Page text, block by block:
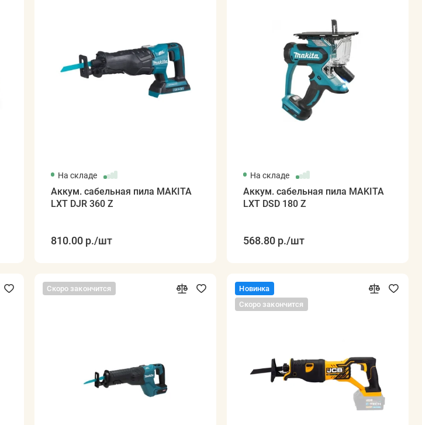
На складе
Аккум. сабельная пила MAKITA
LXT DJR 360 Z
810.00 р./шт
На складе
Аккум. сабельная пила MAKITA
LXT DSD 180 Z
568.80 р./шт
Скоро закончится
Новинка
Скоро закончится